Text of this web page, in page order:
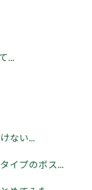
...
ない...
イプのボス...